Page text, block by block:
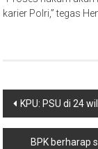
karier Polri,” tegas
Post
navigation
KPU: PSU di 24
BPK berharap